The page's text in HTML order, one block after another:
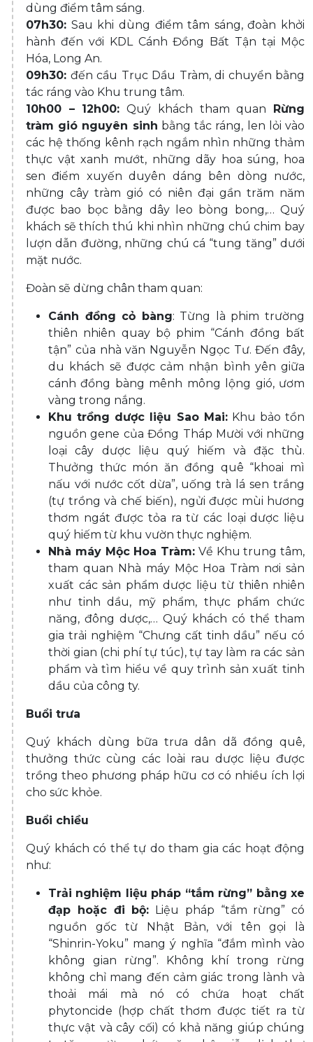
dùng điểm tâm sáng.
07h30: Sau khi dùng điểm tâm sáng, đoàn khởi
hành đến với KDL Cánh Đồng Bất Tận tại Mộc
Hóa, Long An.
09h30: đến cầu Trục Dầu Tràm, di chuyển bằng
tác ráng vào Khu trung tâm.
10h00 – 12h00: Quý khách tham quan Rừng
tràm gió nguyên sinh bằng tắc ráng, len lỏi vào
các hệ thống kênh rạch ngắm nhìn những thảm
thực vật xanh mướt, những dãy hoa súng, hoa
sen điểm xuyến duyên dáng bên dòng nước,
những cây tràm gió có niên đại gần trăm năm
được bao bọc bằng dây leo bòng bong,… Quý
khách sẽ thích thú khi nhìn những chú chim bay
lượn dẫn đường, những chú cá “tung tăng” dưới
mặt nước.
Đoàn sẽ dừng chân tham quan:
Cánh đồng cỏ bàng: Từng là phim trường
thiên nhiên quay bộ phim “Cánh đồng bất
tận” của nhà văn Nguyễn Ngọc Tư. Đến đây,
du khách sẽ được cảm nhận bình yên giữa
cánh đồng bàng mênh mông lộng gió, ươm
vàng trong nắng.
Khu trồng dược liệu Sao Mai:Khu bảo tồn
nguồn gene của Đồng Tháp Mười với những
loại cây dược liệu quý hiếm và đặc thù.
Thưởng thức món ăn đồng quê “khoai mì
nấu với nước cốt dừa”, uống trà lá sen trắng
(tự trồng và chế biến), ngửi được mùi hương
thơm ngát được tỏa ra từ các loại dược liệu
quý hiếm từ khu vườn thực nghiệm.
Nhà máy Mộc Hoa Tràm: Về Khu trung tâm,
tham quan Nhà máy Mộc Hoa Tràm nơi sản
xuất các sản phẩm dược liệu từ thiên nhiên
như tinh dầu, mỹ phẩm, thực phẩm chức
năng, đông dược,… Quý khách có thể tham
gia trải nghiệm “Chưng cất tinh dầu” nếu có
thời gian (chi phí tự túc), tự tay làm ra các sản
phẩm và tìm hiểu về quy trình sản xuất tinh
dầu của công ty.
Buổi trưa
Quý khách dùng bữa trưa dân dã đồng quê,
thưởng thức cùng các loài rau dược liệu được
trồng theo phương pháp hữu cơ có nhiều ích lợi
cho sức khỏe.
Buổi chiều
Quý khách có thể tự do tham gia các hoạt động
như:
Trải nghiệm liệu pháp “tắm rừng” bằng xe
đạp hoặc đi bộ: Liệu pháp “tắm rừng” có
nguồn gốc từ Nhật Bản, với tên gọi là
“Shinrin-Yoku” mang ý nghĩa “đắm mình vào
không gian rừng”. Không khí trong rừng
không chỉ mang đến cảm giác trong lành và
thoải mái mà nó có chứa hoạt chất
phytoncide (hợp chất thơm được tiết ra từ
thực vật và cây cối) có khả năng giúp chúng